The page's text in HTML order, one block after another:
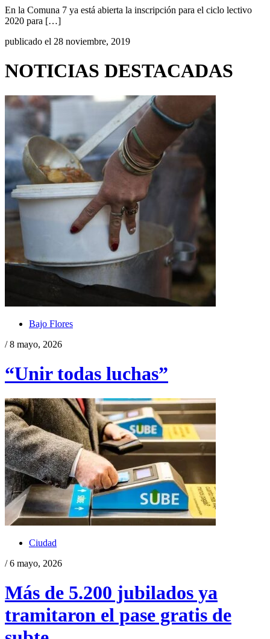
En la Comuna 7 ya está abierta la inscripción para el ciclo lectivo
2020 para […]
publicado el 28 noviembre, 2019
NOTICIAS DESTACADAS
Bajo Flores
/ 8 mayo, 2026
“Unir todas luchas”
Ciudad
/ 6 mayo, 2026
Más de 5.200 jubilados ya
tramitaron el pase gratis de